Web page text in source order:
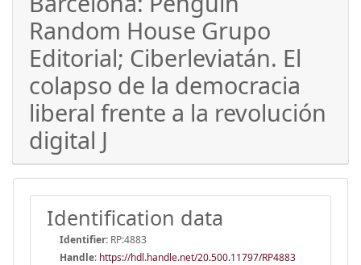
Random House Grupo
Editorial; Ciberleviatán. El
colapso de la democracia
liberal frente a la revolución
digital J
Identification data
Identifier: RP:4883
Handle: https://hdl.handle.net/20.500.11797/RP4883